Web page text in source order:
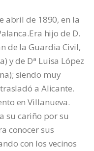
abril de 1890, en la
hijo de D.
de la Guardia Civil,
y de Dª Luisa López
siendo muy
a Alicante.
en Villanueva.
su cariño por su
conocer sus
con los vecinos